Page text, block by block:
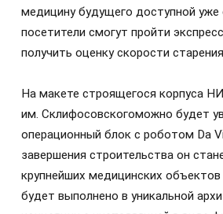
медицину будущего доступной уже
посетители смогут пройти
получить оценку скорости
На макете строящегося корпуса
им. Склифосовскогоможно будет
операционный блок с роботом Da
завершения строительства он
крупнейших медицинских объектов
будет выполнено в уникальной